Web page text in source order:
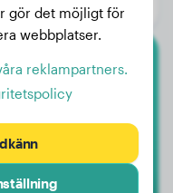
gör det möjligt för
webbplatser.
reklampartners.